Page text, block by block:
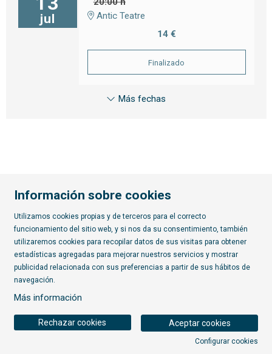
jul
Antic Teatre
14 €
Finalizado
Más fechas
Diapositiva 2 de 7
Información sobre cookies
Utilizamos cookies propias y de terceros para el correcto
funcionamiento del sitio web, y si nos da su consentimiento, también
utilizaremos cookies para recopilar datos de sus visitas para obtener
estadísticas agregadas para mejorar nuestros servicios y mostrar
publicidad relacionada con sus preferencias a partir de sus hábitos de
navegación.
Más información
Aceptar cookies
Rechazar cookies
Configurar cookies